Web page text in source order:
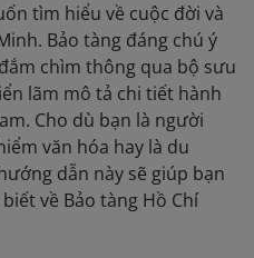
tìm hiểu về cuộc đời và
Bảo tàng đáng chú ý
chìm thông qua bộ sưu
lãm mô tả chi tiết hành
Cho dù bạn là người
văn hóa hay là du
dẫn này sẽ giúp bạn
về Bảo tàng Hồ Chí